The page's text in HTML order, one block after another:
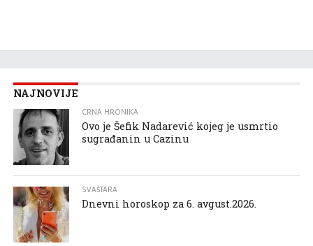
NAJNOVIJE
CRNA HRONIKA
Ovo je Šefik Nadarević kojeg je usmrtio
sugrađanin u Cazinu
SVAŠTARA
Dnevni horoskop za 6. avgust.2026.